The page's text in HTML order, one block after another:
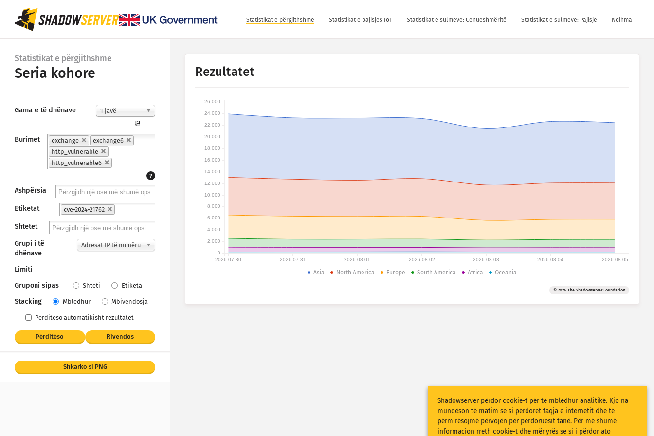
Statistikat e përgjithshme Statistikat e pajisjes IoT Statistikat e sulmeve: Cenueshmëritë Statistikat e sulmeve: Pajisje Ndihma
Statistikat e përgjithshme
Seria kohore
Gama e të dhënave 1 javë
📆
Burimet
exchange
exchange6
http_vulnerable
http_vulnerable6
?
Ashpërsia
Etiketat cve-2024-21762
Shtetet
Grupi i të
dhënave
Adresat IP të numëru
Limiti
Gruponi sipas
Shteti Etiketa
Stacking Mbledhur Mbivendosja
Përditëso automatikisht rezultatet
Përditëso Rivendos
Shkarko si PNG
Rezultatet
2026-07-30 2026-07-31 2026-08-01 2026-08-02 2026-08-03 2026-08-04 2026-08-05
0
2,000
4,000
6,000
8,000
10,000
12,000
14,000
16,000
18,000
20,000
22,000
24,000
26,000
Asia North America Europe South America Africa Oceania
© 2026 The Shadowserver Foundation
Shadowserver përdor cookie-t për të mbledhur analitikë. Kjo na
mundëson të matim se si përdoret faqja e internetit dhe të
përmirësojmë përvojën për përdoruesit tanë. Për më shumë
informacion rreth cookie-t dhe mënyrës se si i përdor ato